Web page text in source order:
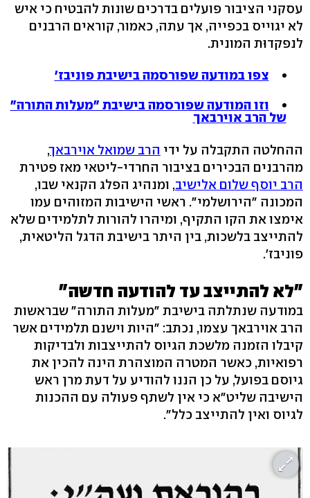
עסקני הציבור פועלים בדרכים שונות להבטיח כי איש
לא יגוייס בכפייה, אך עתה, כאמור, קוראים הרבנים
לנפקדוּת המונית.
צפו במודעה שפורסמה בישיבת פוניבז'
וזו המודעה שפורסמה בישיבת "מעלות התורה"
של הרב אוירבאך
ההחלטה התקבלה על ידי הרב שמואל אוירבאך,
מהרבנים הבכירים בציבור החרדי-ליטאי מאז פטירת
הרב יוסף שלום אלישיב, ומנהיג הפלג הקנאי שבו,
המכונה "הירושלמי". ראשי הישיבות המזוהים עמו
אימצו את הקו התקיף, ומיהרו להורות לתלמידים שלא
להתייצב בלשכות, בין היתר בישיבת הדגל הליטאית,
פוניבז'.
"לא להתייצב עד להודעה חדשה"
במודעה שנתלתה בישיבת "מעלות התורה" שבראשות
הרב אוירבאך עצמו, נכתב: "היות וישנם תלמידים אשר
קיבלו הזמנה מלשכת הגיוס להתייצבות ולבדיקות
רפואיות, כאשר המטרה המוצהרת הינה להכין את
גיוסם בפועל, על כן הננו להודיע על דעת מרן ראש
הישיבה שליט"א כי אין לשתף פעולה עם ההכנות
לגיוס ואין להתייצב כלל".